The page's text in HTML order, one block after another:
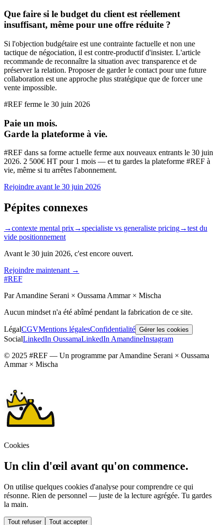
Que faire si le budget du client est réellement
insuffisant, même pour une offre réduite ?
Si l'objection budgétaire est une contrainte factuelle et non une
tactique de négociation, il est contre-productif d'insister. L'article
recommande de reconnaître la situation avec transparence et de
préserver la relation. Proposer de garder le contact pour une future
collaboration est une approche plus stratégique que de forcer une
vente impossible.
#REF ferme le 30 juin 2026
Paie un mois.
Garde la plateforme à vie.
#REF dans sa forme actuelle ferme aux nouveaux entrants le 30 juin
2026. 2 500€ HT pour 1 mois — et tu gardes la plateforme #REF à
vie, même si tu arrêtes l'abonnement.
Rejoindre avant le 30 juin 2026
Pépites connexes
→contexte mental prix→specialiste vs generaliste pricing→test du
vide positionnement
Avant le 30 juin 2026, c'est encore ouvert.
Rejoindre maintenant →
#REF
Par Amandine Serani × Oussama Ammar × Mischa
Aucun mindset n'a été abîmé pendant la fabrication de ce site.
LégalCGVMentions légalesConfidentialité Gérer les cookies
SocialLinkedIn OussamaLinkedIn AmandineInstagram
© 2025 #REF — Un programme par Amandine Serani × Oussama
Ammar × Mischa
Cookies
Un clin d'œil avant qu'on commence.
On utilise quelques cookies d'analyse pour comprendre ce qui
résonne. Rien de personnel — juste de la lecture agrégée. Tu gardes
la main.
Tout refuser Tout accepter